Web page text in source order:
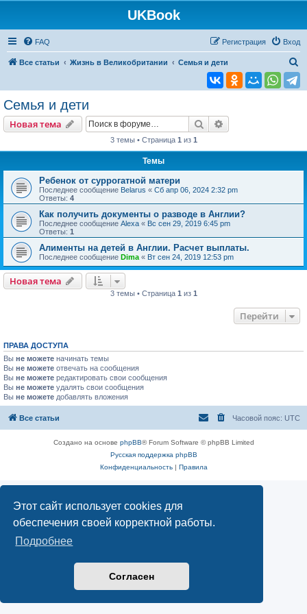
Этот сайт использует cookies для
обеспечения своей корректной работы.
Подробнее
Согласен
UKBook
FAQ Вход
Регистрация
Все статьи Жизнь в Великобритании Семья и дети
Семья и дети
Новая тема Поиск
3 темы • Страница 1 из 1
Темы
Ребенок от суррогатной матери
Последнее сообщение Belarus « Сб апр 06, 2024 2:32 pm
Ответы: 4
Как получить документы о разводе в Англии?
Последнее сообщение Alexa « Вс сен 29, 2019 6:45 pm
Ответы: 1
Алименты на детей в Англии. Расчет выплаты.
Последнее сообщение Dima « Вт сен 24, 2019 12:53 pm
Новая тема
3 темы • Страница 1 из 1
Перейти
ПРАВА ДОСТУПА
Вы не можете начинать темы
Вы не можете отвечать на сообщения
Вы не можете редактировать свои сообщения
Вы не можете удалять свои сообщения
Вы не можете добавлять вложения
Все статьи Часовой пояс: UTC
Создано на основе phpBB® Forum Software © phpBB Limited
Русская поддержка phpBB
Конфиденциальность| Правила